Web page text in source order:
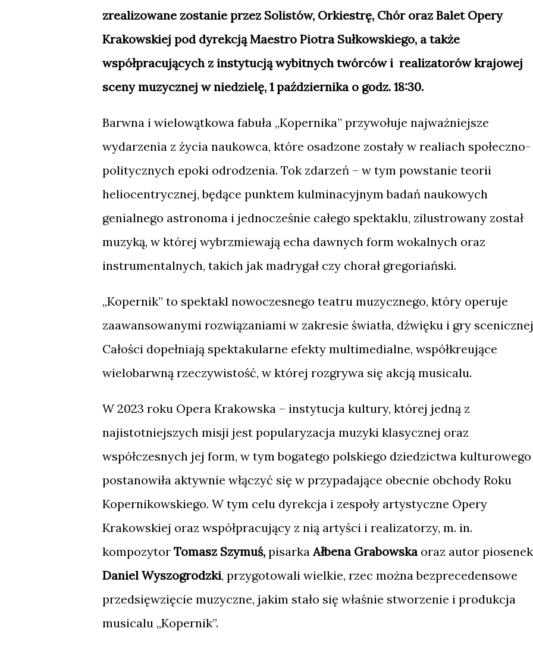
zrealizowane zostanie przez Solistów, Orkiestrę, Chór oraz Balet Opery
Krakowskiej pod dyrekcją Maestro Piotra Sułkowskiego, a także
współpracujących z instytucją wybitnych twórców i realizatorów krajowej
sceny muzycznej w niedzielę, 1 października o godz. 18:30.
Barwna i wielowątkowa fabuła „Kopernika” przywołuje najważniejsze
wydarzenia z życia naukowca, które osadzone zostały w realiach społeczno-
politycznych epoki odrodzenia. Tok zdarzeń – w tym powstanie teorii
heliocentrycznej, będące punktem kulminacyjnym badań naukowych
genialnego astronoma i jednocześnie całego spektaklu, zilustrowany został
muzyką, w której wybrzmiewają echa dawnych form wokalnych oraz
instrumentalnych, takich jak madrygał czy chorał gregoriański.
„Kopernik” to spektakl nowoczesnego teatru muzycznego, który operuje
zaawansowanymi rozwiązaniami w zakresie światła, dźwięku i gry
Całości dopełniają spektakularne efekty multimedialne, współkreujące
wielobarwną rzeczywistość, w której rozgrywa się akcją musicalu.
W 2023 roku Opera Krakowska – instytucja kultury, której jedną z
najistotniejszych misji jest popularyzacja muzyki klasycznej oraz
współczesnych jej form, w tym bogatego polskiego dziedzictwa kulturowego
postanowiła aktywnie włączyć się w przypadające obecnie obchody Roku
Kopernikowskiego. W tym celu dyrekcja i zespoły artystyczne Opery
Krakowskiej oraz współpracujący z nią artyści i realizatorzy, m. in.
kompozytor Tomasz Szymuś, pisarka Ałbena Grabowska oraz autor piosenek
Daniel Wyszogrodzki, przygotowali wielkie, rzec można bezprecedensowe
przedsięwzięcie muzyczne, jakim stało się właśnie stworzenie i produkcja
musicalu „Kopernik”.